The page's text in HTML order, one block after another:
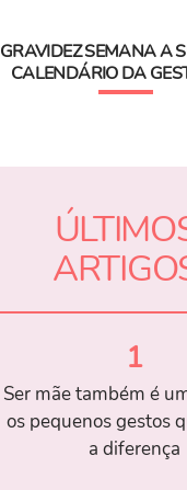
GRAVIDEZ SEMANA A
CALENDÁRIO DA
1
Ser mãe também é
os pequenos gestos
a diferença